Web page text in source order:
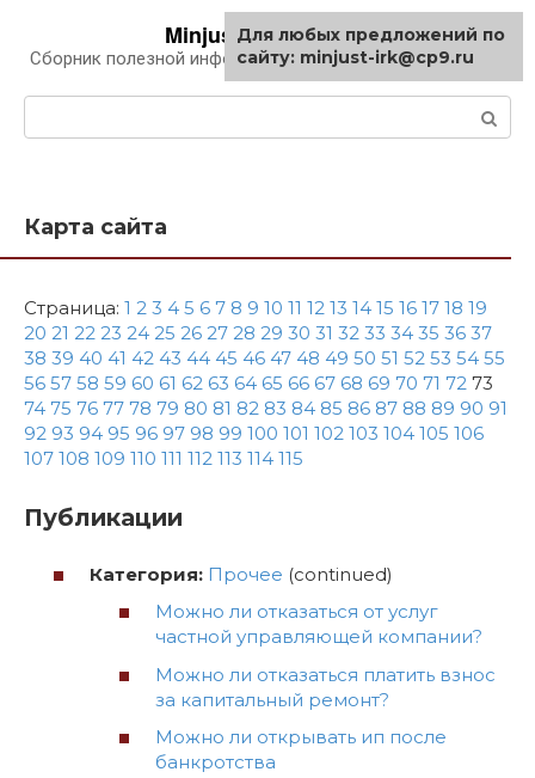
контенту
Minjust-irk.ru
Сборник полезной информации про автомобили
Карта сайта
Страница: 1 2 3 4 5 6 7 8 9 10 11 12 13 14 15 16 17 18 19
20 21 22 23 24 25 26 27 28 29 30 31 32 33 34 35 36 37
38 39 40 41 42 43 44 45 46 47 48 49 50 51 52 53 54 55
56 57 58 59 60 61 62 63 64 65 66 67 68 69 70 71 72 73
74 75 76 77 78 79 80 81 82 83 84 85 86 87 88 89 90 91
92 93 94 95 96 97 98 99 100 101 102 103 104 105 106
107 108 109 110 111 112 113 114 115
Публикации
Категория: Прочее (continued)
Можно ли отказаться от услуг
частной управляющей компании?
Можно ли отказаться платить взнос
за капитальный ремонт?
Можно ли открывать ип после
банкротства
Для любых предложений по
сайту: minjust-irk@cp9.ru